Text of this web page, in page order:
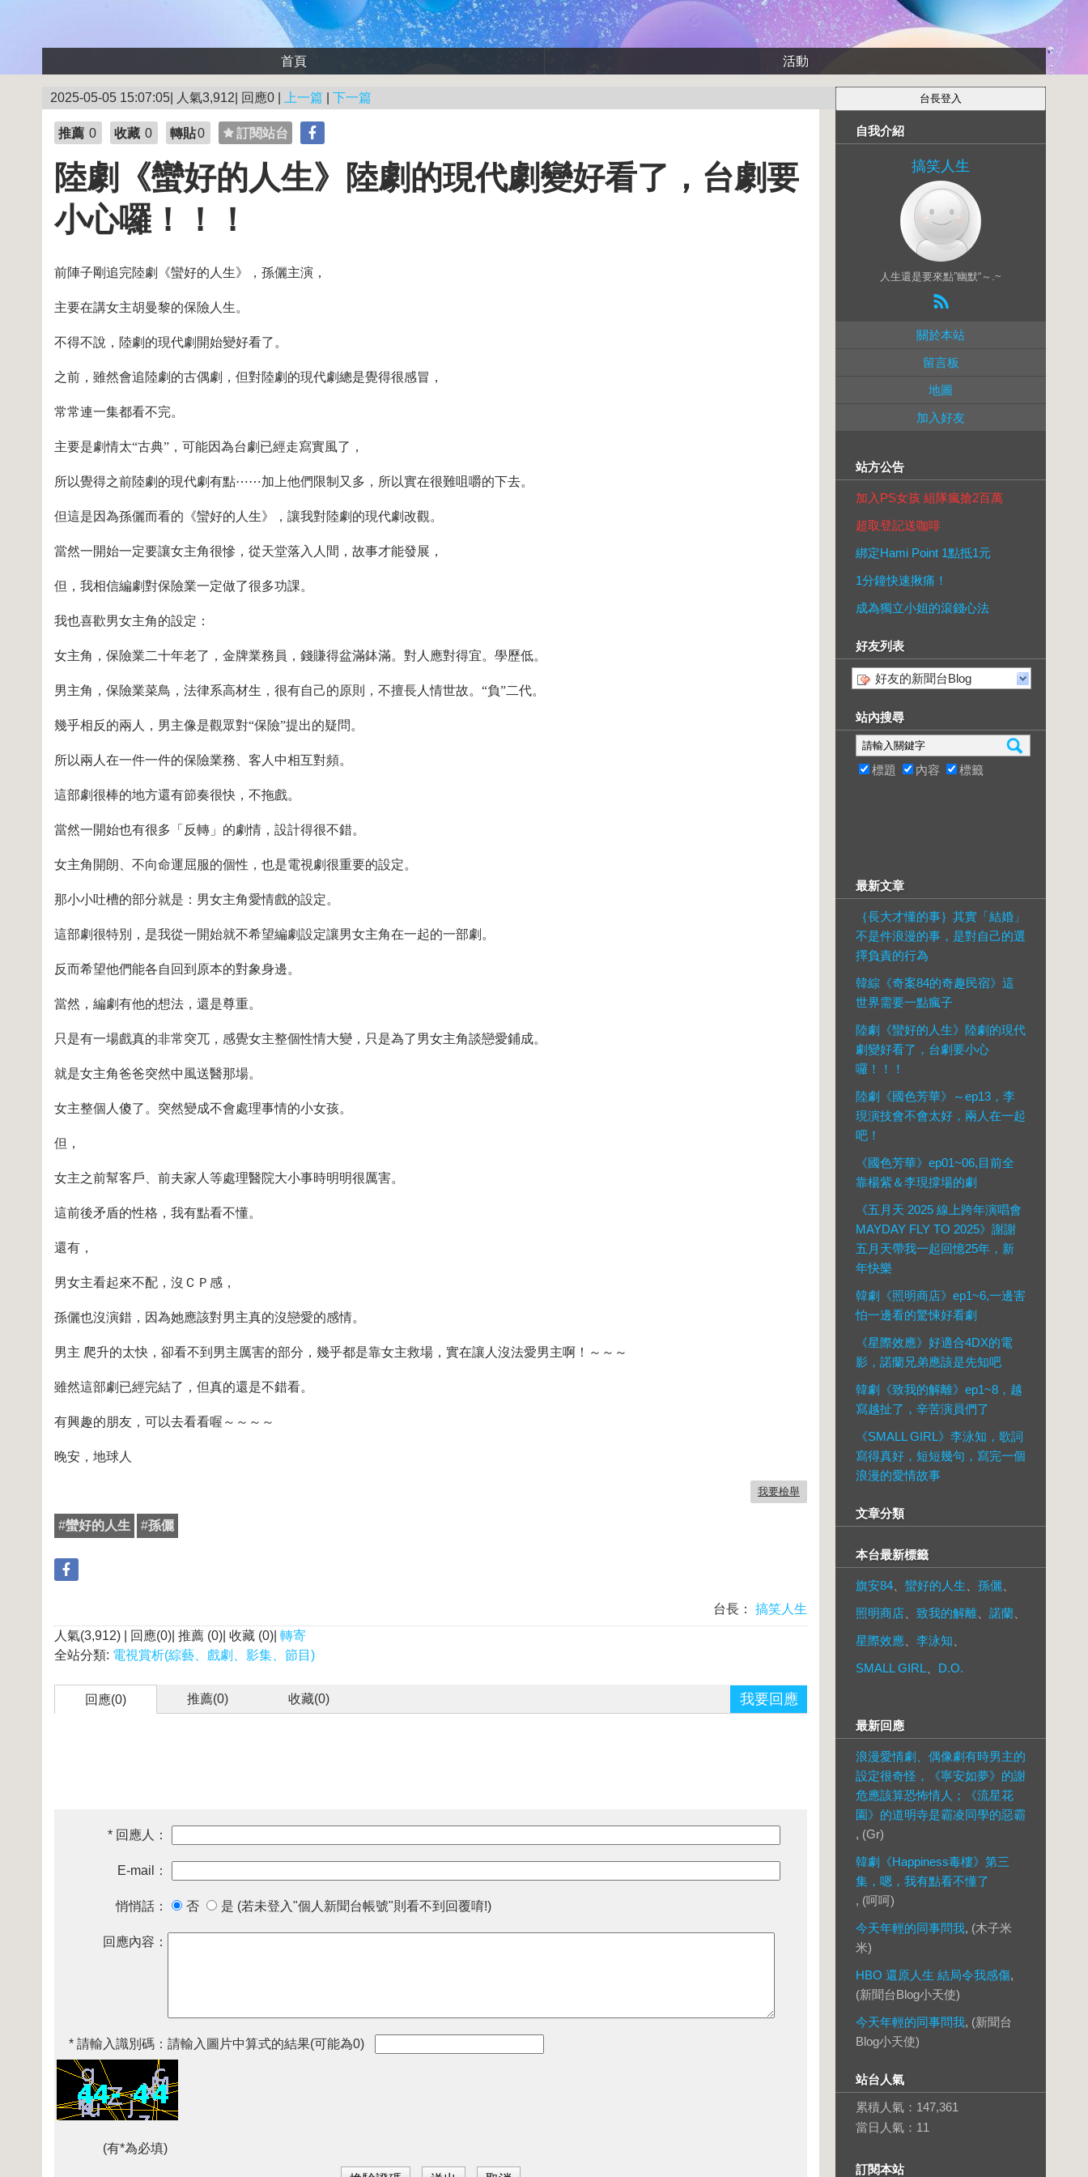
首頁 活動
2025-05-05 15:07:05| 人氣3,912| 回應0 | 上一篇 下一篇
推薦 0 收藏 0 轉貼0 訂閱站台
陸劇《蠻好的人生》陸劇的現代劇變好看了，台劇要
小心囉！！！
前陣子剛追完陸劇《蠻好的人生》，孫儷主演，
主要在講女主胡曼黎的保險人生。
不得不說，陸劇的現代劇開始變好看了。
之前，雖然會追陸劇的古偶劇，但對陸劇的現代劇總是覺得很感冒，
常常連一集都看不完。
主要是劇情太“古典”，可能因為台劇已經走寫實風了，
所以覺得之前陸劇的現代劇有點⋯⋯加上他們限制又多，所以實在很難咀嚼的下去。
但這是因為孫儷而看的《蠻好的人生》，讓我對陸劇的現代劇改觀。
當然一開始一定要讓女主角很慘，從天堂落入人間，故事才能發展，
但，我相信編劇對保險業一定做了很多功課。
我也喜歡男女主角的設定：
女主角，保險業二十年老了，金牌業務員，錢賺得盆滿鉢滿。對人應對得宜。學歷低。
男主角，保險業菜鳥，法律系高材生，很有自己的原則，不擅長人情世故。“負”二代。
幾乎相反的兩人，男主像是觀眾對“保險”提出的疑問。
所以兩人在一件一件的保險業務、客人中相互對頻。
這部劇很棒的地方還有節奏很快，不拖戲。
當然一開始也有很多「反轉」的劇情，設計得很不錯。
女主角開朗、不向命運屈服的個性，也是電視劇很重要的設定。
那小小吐槽的部分就是：男女主角愛情戲的設定。
這部劇很特別，是我從一開始就不希望編劇設定讓男女主角在一起的一部劇。
反而希望他們能各自回到原本的對象身邊。
當然，編劇有他的想法，還是尊重。
只是有一場戲真的非常突兀，感覺女主整個性情大變，只是為了男女主角談戀愛鋪成。
就是女主角爸爸突然中風送醫那場。
女主整個人傻了。突然變成不會處理事情的小女孩。
但，
女主之前幫客戶、前夫家人等處理醫院大小事時明明很厲害。
這前後矛盾的性格，我有點看不懂。
還有，
男女主看起來不配，沒ＣＰ感，
孫儷也沒演錯，因為她應該對男主真的沒戀愛的感情。
男主 爬升的太快，卻看不到男主厲害的部分，幾乎都是靠女主救場，實在讓人沒法愛男主啊！～～～
雖然這部劇已經完結了，但真的還是不錯看。
有興趣的朋友，可以去看看喔～～～～
晚安，地球人
我要檢舉
#蠻好的人生 #孫儷
台長：
搞笑人生
人氣(3,912) | 回應(0)| 推薦 (0)| 收藏 (0)| 轉寄
全站分類: 電視賞析(綜藝、戲劇、影集、節目)
回應(0) 推薦(0) 收藏(0) 我要回應
* 回應人：
E-mail：
悄悄話： 否 是 (若未登入"個人新聞台帳號"則看不到回覆唷!)
回應內容：
* 請輸入識別碼： 請輸入圖片中算式的結果(可能為0)
(有*為必填)
自我介紹
搞笑人生
人生還是要來點”幽默“～.~
關於本站
留言板
地圖
加入好友
站方公告
加入PS女孩 組隊瘋搶2百萬
超取登記送咖啡
綁定Hami Point 1點抵1元
1分鐘快速揪痛！
成為獨立小姐的滾錢心法
好友列表
好友的新聞台Blog
站內搜尋
標題 內容 標籤
最新文章
｛長大才懂的事｝其實「結婚」
不是件浪漫的事，是對自己的選
擇負責的行為
韓綜《奇案84的奇趣民宿》這
世界需要一點瘋子
陸劇《蠻好的人生》陸劇的現代
劇變好看了，台劇要小心
囉！！！
陸劇《國色芳華》～ep13，李
現演技會不會太好，兩人在一起
吧！
《國色芳華》ep01~06,目前全
靠楊紫＆李現撐場的劇
《五月天 2025 線上跨年演唱會
MAYDAY FLY TO 2025​》謝謝
五月天帶我一起回憶25年，新
年快樂
韓劇《照明商店》ep1~6,一邊害
怕一邊看的驚悚好看劇
《星際效應》好適合4DX的電
影，諾蘭兄弟應該是先知吧
韓劇《致我的解離》ep1~8，越
寫越扯了，辛苦演員們了
《SMALL GIRL》李泳知，歌詞
寫得真好，短短幾句，寫完一個
浪漫的愛情故事
文章分類
本台最新標籤
旗安84 蠻好的人生 孫儷
照明商店
致我的解離 諾蘭
星際效應
李泳知
SMALL GIRL
D.O.
最新回應
浪漫愛情劇、偶像劇有時男主的
設定很奇怪，《寧安如夢》的謝
危應該算恐怖情人；《流星花
園》的道明寺是霸凌同學的惡霸
, (Gr)
韓劇《Happiness毒樓》第三
集，嗯，我有點看不懂了
, (呵呵)
今天年輕的同事問我, (木子米
米)
HBO 還原人生 結局令我感傷,
(新聞台Blog小天使)
今天年輕的同事問我, (新聞台
Blog小天使)
站台人氣
累積人氣： 147,361
當日人氣： 11
訂閱本站